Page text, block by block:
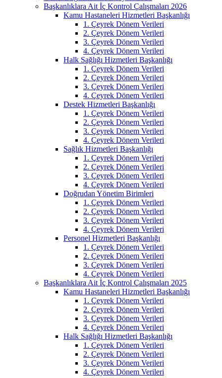
Başkanlıklara Ait İç Kontrol Çalışmaları 2026
Kamu Hastaneleri Hizmetleri Başkanlığı
1. Çeyrek Dönem Verileri
2. Çeyrek Dönem Verileri
3. Çeyrek Dönem Verileri
4. Çeyrek Dönem Verileri
Halk Sağlığı Hizmetleri Başkanlığı
1. Çeyrek Dönem Verileri
2. Çeyrek Dönem Verileri
3. Çeyrek Dönem Verileri
4. Çeyrek Dönem Verileri
Destek Hizmetleri Başkanlığı
1. Çeyrek Dönem Verileri
2. Çeyrek Dönem Verileri
3. Çeyrek Dönem Verileri
4. Çeyrek Dönem Verileri
Sağlık Hizmetleri Başkanlığı
1. Çeyrek Dönem Verileri
2. Çeyrek Dönem Verileri
3. Çeyrek Dönem Verileri
4. Çeyrek Dönem Verileri
Doğrudan Yönetim Birimleri
1. Çeyrek Dönem Verileri
2. Çeyrek Dönem Verileri
3. Çeyrek Dönem Verileri
4. Çeyrek Dönem Verileri
Personel Hizmetleri Başkanlığı
1. Çeyrek Dönem Verileri
2. Çeyrek Dönem Verileri
3. Çeyrek Dönem Verileri
4. Çeyrek Dönem Verileri
Başkanlıklara Ait İç Kontrol Çalışmaları 2025
Kamu Hastaneleri Hizmetleri Başkanlığı
1. Çeyrek Dönem Verileri
2. Çeyrek Dönem Verileri
3. Çeyrek Dönem Verileri
4. Çeyrek Dönem Verileri
Halk Sağlığı Hizmetleri Başkanlığı
1. Çeyrek Dönem Verileri
2. Çeyrek Dönem Verileri
3. Çeyrek Dönem Verileri
4. Çeyrek Dönem Verileri